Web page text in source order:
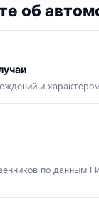
об
и
по данным